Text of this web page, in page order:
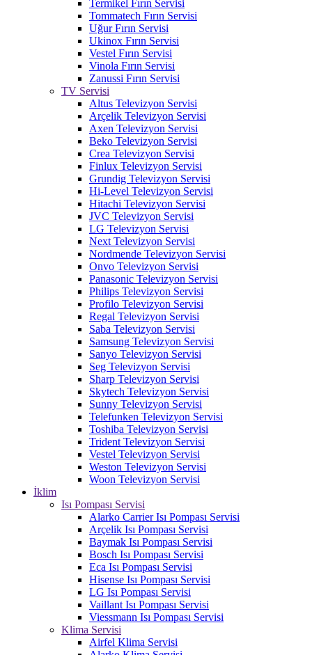
Termikel Fırın Servisi
Tommatech Fırın Servisi
Uğur Fırın Servisi
Ukinox Fırın Servisi
Vestel Fırın Servisi
Vinola Fırın Servisi
Zanussi Fırın Servisi
TV Servisi
Altus Televizyon Servisi
Arçelik Televizyon Servisi
Axen Televizyon Servisi
Beko Televizyon Servisi
Crea Televizyon Servisi
Finlux Televizyon Servisi
Grundig Televizyon Servisi
Hi-Level Televizyon Servisi
Hitachi Televizyon Servisi
JVC Televizyon Servisi
LG Televizyon Servisi
Next Televizyon Servisi
Nordmende Televizyon Servisi
Onvo Televizyon Servisi
Panasonic Televizyon Servisi
Philips Televizyon Servisi
Profilo Televizyon Servisi
Regal Televizyon Servisi
Saba Televizyon Servisi
Samsung Televizyon Servisi
Sanyo Televizyon Servisi
Seg Televizyon Servisi
Sharp Televizyon Servisi
Skytech Televizyon Servisi
Sunny Televizyon Servisi
Telefunken Televizyon Servisi
Toshiba Televizyon Servisi
Trident Televizyon Servisi
Vestel Televizyon Servisi
Weston Televizyon Servisi
Woon Televizyon Servisi
İklim
Isı Pompası Servisi
Alarko Carrier Isı Pompası Servisi
Arçelik Isı Pompası Servisi
Baymak Isı Pompası Servisi
Bosch Isı Pompası Servisi
Eca Isı Pompası Servisi
Hisense Isı Pompası Servisi
LG Isı Pompası Servisi
Vaillant Isı Pompası Servisi
Viessmann Isı Pompası Servisi
Klima Servisi
Airfel Klima Servisi